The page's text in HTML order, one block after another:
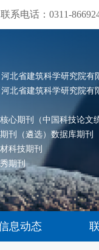
联系电话：0311-
北省建筑科学研究院有
北省建筑科学研究院有
心期刊（中国科技论文
刊（遴选）数据库期刊
科技期刊
期刊
息动态